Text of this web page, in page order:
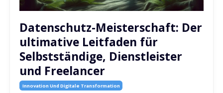
Datenschutz-Meisterschaft: Der
ultimative Leitfaden für
Selbstständige, Dienstleister
und Freelancer